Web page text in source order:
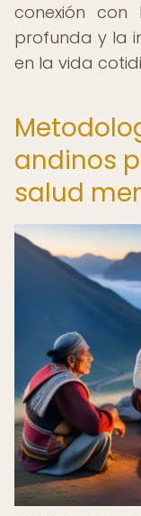
conexión con
profunda y la
en la vida
andinos
salud